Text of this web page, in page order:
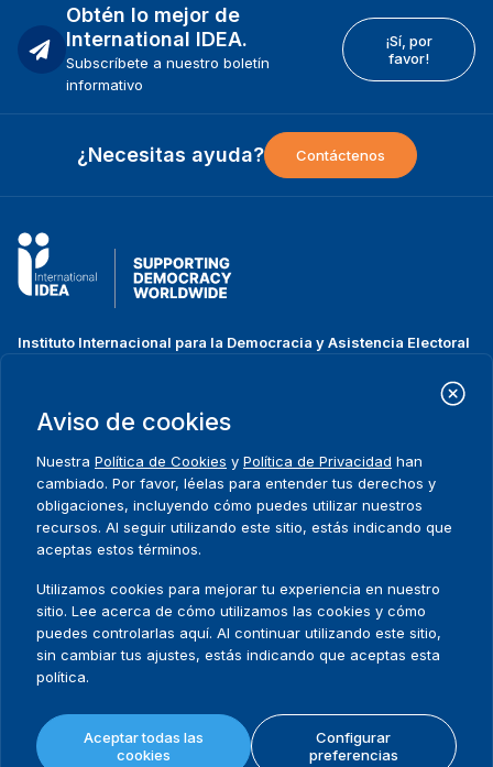
Obtén lo mejor de
International IDEA.
Subscríbete a nuestro boletín
informativo
¡Sí, por
favor!
¿Necesitas ayuda? Contáctenos
Instituto Internacional para la Democracia y Asistencia Electoral
Strömsborgsbron 1
SE-103 34 Estocolmo
+46 8 698 37 00
Footer
menu
Inicio
Sobre nosotros
Dónde trabajamos
Publicaciones
Datos y herramientas
Projectos
Prensa
Contact
Release Agreement Form
Términos y condiciones
Política de privacidad
Aviso de cookies
Nuestra Política de Cookies y Política de Privacidad han
cambiado. Por favor, léelas para entender tus derechos y
obligaciones, incluyendo cómo puedes utilizar nuestros
recursos. Al seguir utilizando este sitio, estás indicando que
aceptas estos términos.
Utilizamos cookies para mejorar tu experiencia en nuestro
sitio. Lee acerca de cómo utilizamos las cookies y cómo
puedes controlarlas aquí. Al continuar utilizando este sitio,
sin cambiar tus ajustes, estás indicando que aceptas esta
política.
Aceptar todas las
cookies
Configurar
preferencias